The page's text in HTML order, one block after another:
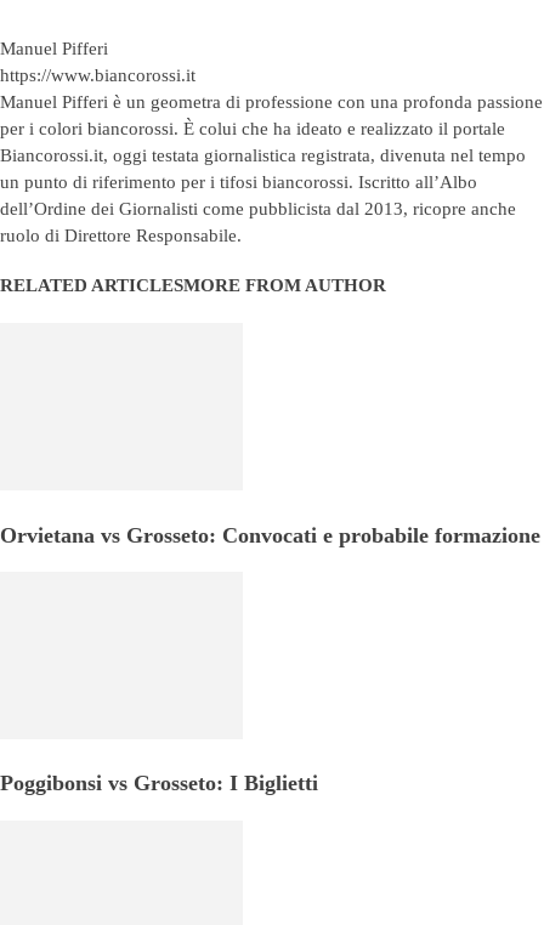
Manuel Pifferi
https://www.biancorossi.it
Manuel Pifferi è un geometra di professione con una profonda passione
per i colori biancorossi. È colui che ha ideato e realizzato il portale
Biancorossi.it, oggi testata giornalistica registrata, divenuta nel tempo
un punto di riferimento per i tifosi biancorossi. Iscritto all’Albo
dell’Ordine dei Giornalisti come pubblicista dal 2013, ricopre anche
ruolo di Direttore Responsabile.
RELATED ARTICLESMORE FROM AUTHOR
Orvietana vs Grosseto: Convocati e probabile formazione
Poggibonsi vs Grosseto: I Biglietti